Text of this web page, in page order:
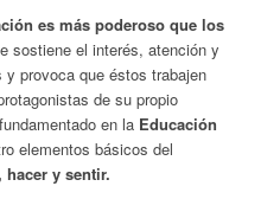
es más poderoso que los
sostiene el interés, atención y
provoca que éstos trabajen
de su propio
en la Educación
elementos básicos del
hacer y sentir.